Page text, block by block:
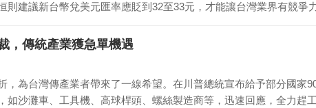
則建議新台幣兌美元匯率應貶到32至33元，才能讓台灣業界有競爭
，傳統產業獲急單機遇
，為台灣傳產業者帶來了一線希望。在川普總統宣布給予部分國家
如沙灘車、工具機、高球桿頭、螺絲製造商等，迅速回應，全力趕